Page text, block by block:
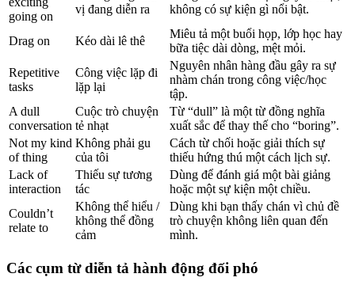
going on
vị đang diễn ra
không có sự kiện gì nổi bật.
Drag on Kéo dài lê thê
Miêu tả một buổi họp, lớp học hay
bữa tiệc dài dòng, mệt mỏi.
Repetitive
tasks
Công việc lặp đi
lặp lại
Nguyên nhân hàng đầu gây ra sự
nhàm chán trong công việc/học
tập.
A dull
conversation
Cuộc trò chuyện
tẻ nhạt
Từ “dull” là một từ đồng nghĩa
xuất sắc để thay thế cho “boring”.
Not my kind
of thing
Không phải gu
của tôi
Cách từ chối hoặc giải thích sự
thiếu hứng thú một cách lịch sự.
Lack of
interaction
Thiếu sự tương
tác
Dùng để đánh giá một bài giảng
hoặc một sự kiện một chiều.
Couldn’t
relate to
Không thể hiểu /
không thể đồng
cảm
Dùng khi bạn thấy chán vì chủ đề
trò chuyện không liên quan đến
mình.
Các cụm từ diễn tả hành động đối phó